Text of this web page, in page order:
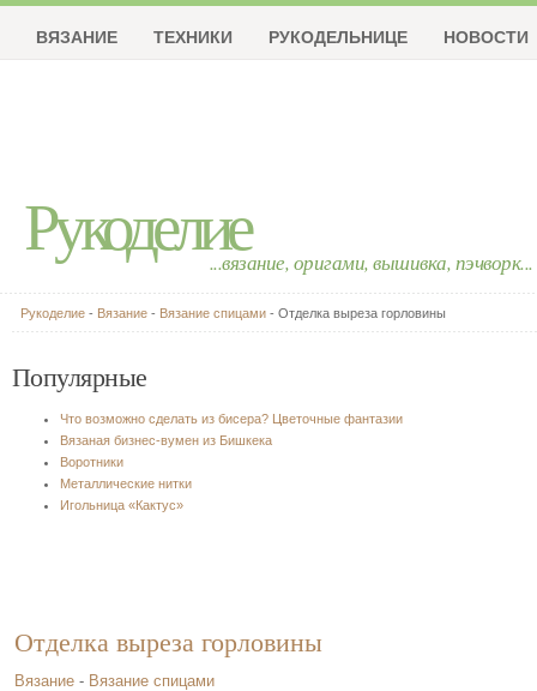
Рукоделие...вязание, оригами, вышивка, пэчворк...
ВЯЗАНИЕ ТЕХНИКИ РУКОДЕЛЬНИЦЕ НОВОСТИ
Рукоделие - Вязание - Вязание спицами - Отделка выреза горловины
Популярные
Что возможно сделать из бисера? Цветочные фантазии
Вязаная бизнес-вумен из Бишкека
Воротники
Металлические нитки
Игольница «Кактус»
Отделка выреза горловины
Вязание - Вязание спицами